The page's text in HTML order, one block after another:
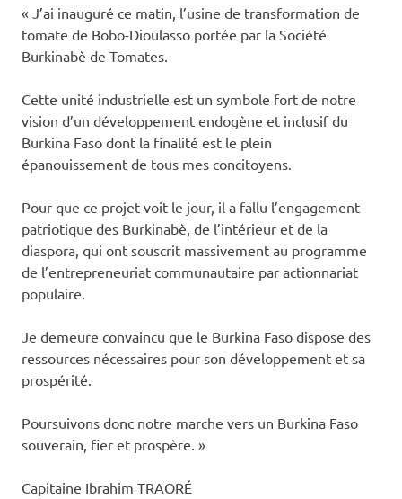
« J’ai inauguré ce matin, l’usine de transformation de
tomate de Bobo-Dioulasso portée par la Société
Burkinabè de Tomates.
Cette unité industrielle est un symbole fort de notre
vision d’un développement endogène et inclusif du
Burkina Faso dont la finalité est le plein
épanouissement de tous mes concitoyens.
Pour que ce projet voit le jour, il a fallu l’engagement
patriotique des Burkinabè, de l’intérieur et de la
diaspora, qui ont souscrit massivement au programme
de l’entrepreneuriat communautaire par actionnariat
populaire.
Je demeure convaincu que le Burkina Faso dispose des
ressources nécessaires pour son développement et sa
prospérité.
Poursuivons donc notre marche vers un Burkina Faso
souverain, fier et prospère. »
Capitaine Ibrahim TRAORÉ